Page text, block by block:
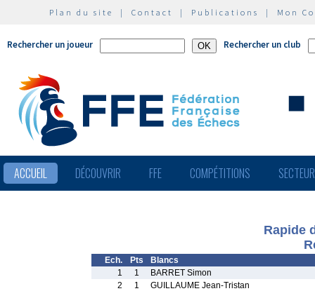
Plan du site | Contact | Publications | Mon
Rechercher un joueur Rechercher un club
ACCUEIL DÉCOUVRIR FFE COMPÉTITIONS
Rapide
Ech. Pts
Blancs
1
1
BARRET Simon
2
1
GUILLAUME Jean-Tristan